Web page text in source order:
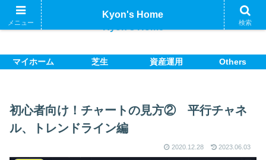
マイホーム 芝生 資産運用 Others
初心者向け！チャートの見方② 平行チャネ
ル、トレンドライン編
2020.12.28 2023.06.03
メニュー
Kyon's Home
検索